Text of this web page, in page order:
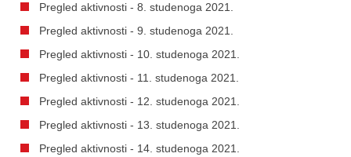
Pregled aktivnosti - 8. studenoga 2021.
Pregled aktivnosti - 9. studenoga 2021.
Pregled aktivnosti - 10. studenoga 2021.
Pregled aktivnosti - 11. studenoga 2021.
Pregled aktivnosti - 12. studenoga 2021.
Pregled aktivnosti - 13. studenoga 2021.
Pregled aktivnosti - 14. studenoga 2021.